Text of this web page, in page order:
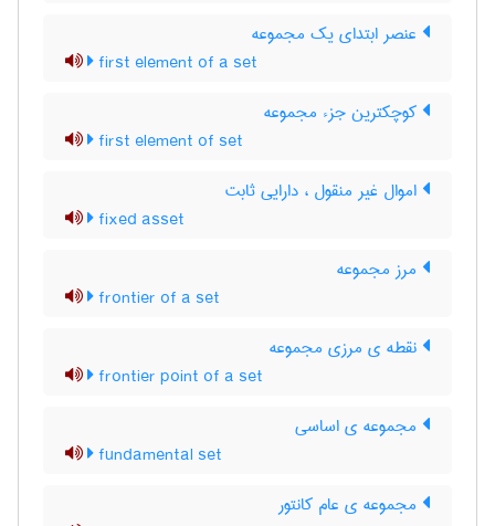
عنصر ابتدای یک مجموعه
first element of a set
کوچکترین جزء مجموعه
first element of set
اموال غیر منقول ، دارایی ثابت
fixed asset
مرز مجموعه
frontier of a set
نقطه ی مرزی مجموعه
frontier point of a set
مجموعه ی اساسی
fundamental set
مجموعه ی عام کانتور